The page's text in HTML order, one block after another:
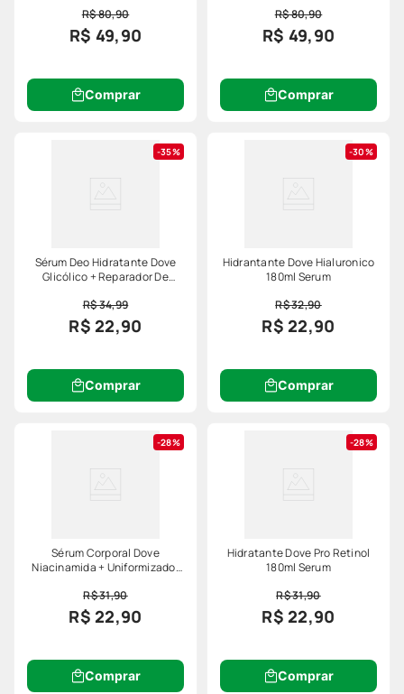
R$ 80,90
R$ 49,90
Comprar
R$ 80,90
R$ 49,90
Comprar
35%
Sérum Deo Hidratante Dove
Glicólico + Reparador De
R$ 34,99
R$ 22,90
Comprar
30%
Hidrantante Dove Hialuronico
180ml Serum
R$ 32,90
R$ 22,90
Comprar
28%
Sérum Corporal Dove
Niacinamida + Uniformizador
R$ 31,90
R$ 22,90
Comprar
28%
Hidratante Dove Pro Retinol
180ml Serum
R$ 31,90
R$ 22,90
Comprar